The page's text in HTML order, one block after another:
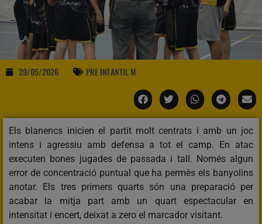
29/05/2026 PRE INFANTIL M
Els blanencs inicien el partit molt centrats i amb un joc
intens i agressiu amb defensa a tot el camp. En atac
executen bones jugades de passada i tall. Només algun
error de concentració puntual que ha permès els banyolins
anotar. Els tres primers quarts són una preparació per
acabar la mitja part amb un quart espectacular en
intensitat i encert, deixat a zero el marcador visitant.